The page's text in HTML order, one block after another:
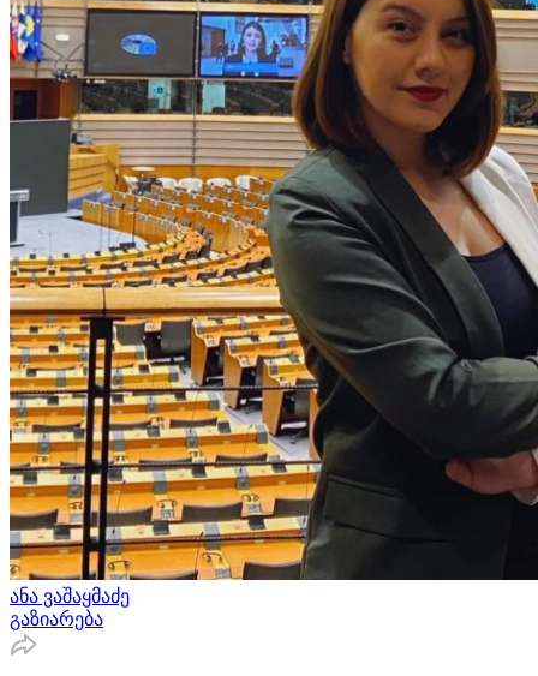
ანა ვაშაყმაძე
გაზიარება